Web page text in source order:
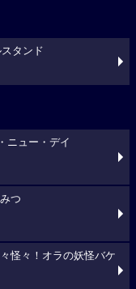
タンド
ニュー・デイ
つ
怪々！オラの妖怪バケ